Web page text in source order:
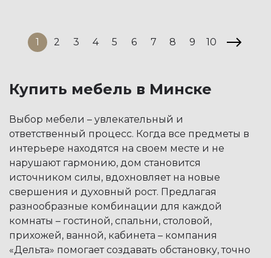
1 2 3 4 5 6 7 8 9 10
Купить мебель в Минске
Выбор мебели – увлекательный и
ответственный процесс. Когда все предметы в
интерьере находятся на своем месте и не
нарушают гармонию, дом становится
источником силы, вдохновляет на новые
свершения и духовный рост. Предлагая
разнообразные комбинации для каждой
комнаты – гостиной, спальни, столовой,
прихожей, ванной, кабинета – компания
«Дельта» помогает создавать обстановку, точно